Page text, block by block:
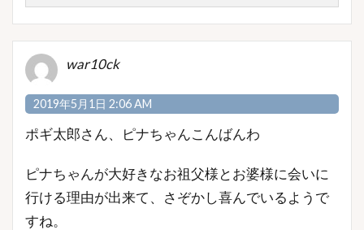
war10ck
2019年5月1日 2:06 AM
ポギ太郎さん、ピナちゃんこんばんわ
ピナちゃんが大好きなお祖父様とお婆様に会いに
行ける理由が出来て、さぞかし喜んでいるようで
すね。